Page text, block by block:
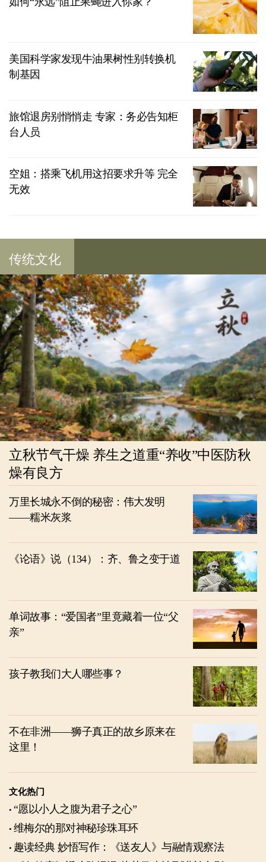
美国科学家发现牛油果树性别转换机
制基因
旅馆退房别悄悄走 专家：务必告知柜
台人员
空姐：搭乘飞机用这招要求升等 完全
无效
传统文化
立秋节气干燥 养生之道重“养收”中医防秋
燥有良方
万里长城永不倒的秘密：伟大发明
——糯米灰浆
《论语》说（134）：齐、鲁之变于道
单词故事：“爱国者”里竟藏着一位“父
亲”
孩子教我们大人哪些事？
不在非洲——狮子真正的故乡原来在
这里！
文化热门
“愿以小人之腹为君子之心”
维梅尔的那对神秘珍珠耳环
趣读经典 妙悟写作：《送友人》与融情观察法